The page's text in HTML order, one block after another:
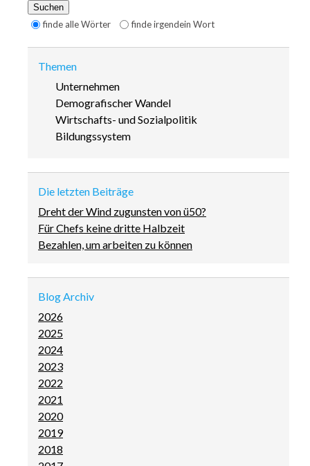
Suchen
Optionen
finde alle Wörter finde irgendein Wort
Themen
Navigation
überspringen
Unternehmen
Demografischer Wandel
Wirtschafts- und Sozialpolitik
Bildungssystem
Die letzten Beiträge
Dreht der Wind zugunsten von ü50?
Für Chefs keine dritte Halbzeit
Bezahlen, um arbeiten zu können
Blog Archiv
2026
2025
2024
2023
2022
2021
2020
2019
2018